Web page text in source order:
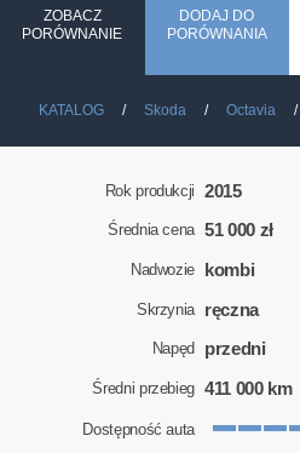
ZOBACZ
PORÓWNANIE
DODAJ DO
PORÓWNANIA
KATALOG Skoda Octavia
Rok produkcji 2015
Średnia cena 51 000 zł
Nadwozie kombi
Skrzynia ręczna
Napęd przedni
Średni przebieg 411 000 km
Dostępność auta